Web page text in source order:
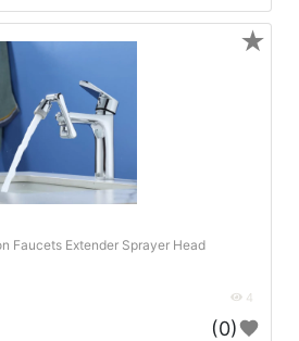
Faucets Extender Sprayer Head
4
(0)
★